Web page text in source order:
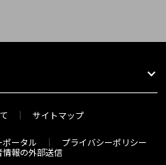
サイトマップ
ポータル
プライバシーポリシー
情報の外部送信